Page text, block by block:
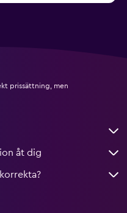
prissättning, men
åt dig